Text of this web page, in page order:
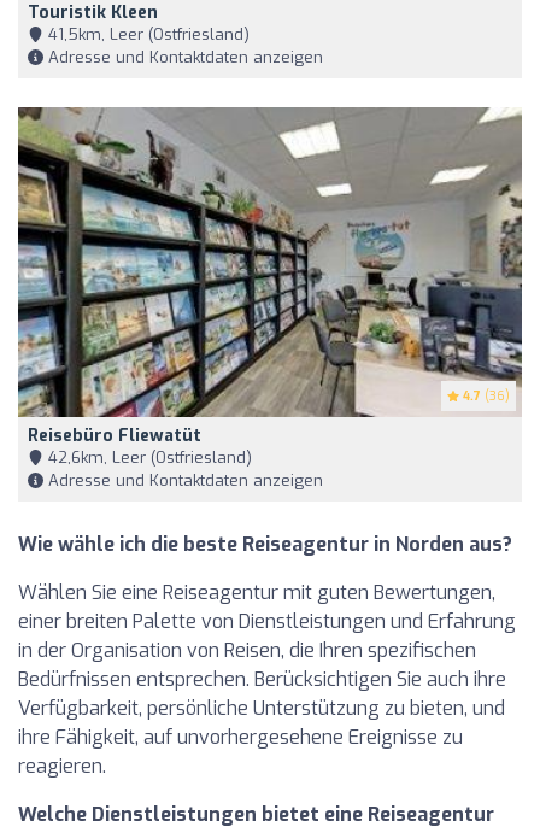
Touristik Kleen
41,5km, Leer (Ostfriesland)
Adresse und Kontaktdaten anzeigen
4.7 (36)
Reisebüro Fliewatüt
42,6km, Leer (Ostfriesland)
Adresse und Kontaktdaten anzeigen
Wie wähle ich die beste Reiseagentur in Norden aus?
Wählen Sie eine Reiseagentur mit guten Bewertungen,
einer breiten Palette von Dienstleistungen und Erfahrung
in der Organisation von Reisen, die Ihren spezifischen
Bedürfnissen entsprechen. Berücksichtigen Sie auch ihre
Verfügbarkeit, persönliche Unterstützung zu bieten, und
ihre Fähigkeit, auf unvorhergesehene Ereignisse zu
reagieren.
Welche Dienstleistungen bietet eine Reiseagentur